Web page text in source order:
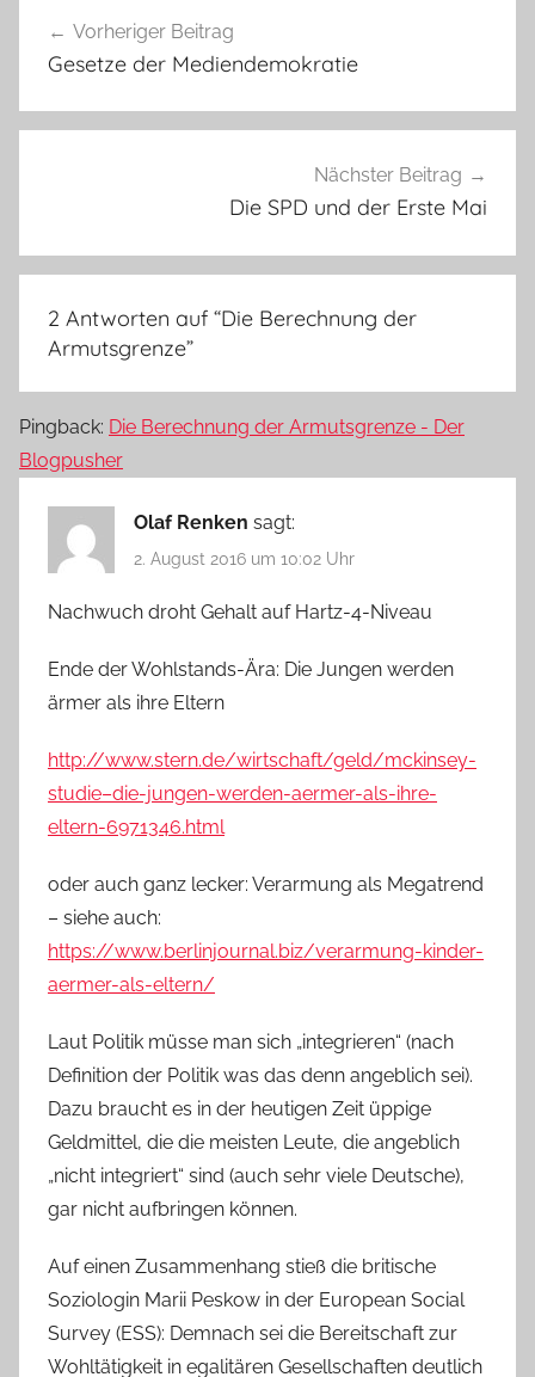
Vorheriger Beitrag
Gesetze der Mediendemokratie
Nächster Beitrag
Die SPD und der Erste Mai
2 Antworten auf “Die Berechnung der
Armutsgrenze”
Pingback: Die Berechnung der Armutsgrenze - Der
Blogpusher
Olaf Renken sagt:
2. August 2016 um 10:02 Uhr
Nachwuch droht Gehalt auf Hartz-4-Niveau
Ende der Wohlstands-Ära: Die Jungen werden
ärmer als ihre Eltern
http://www.stern.de/wirtschaft/geld/mckinsey-
studie–die-jungen-werden-aermer-als-ihre-
eltern-6971346.html
oder auch ganz lecker: Verarmung als Megatrend
– siehe auch:
https://www.berlinjournal.biz/verarmung-kinder-
aermer-als-eltern/
Laut Politik müsse man sich „integrieren“ (nach
Definition der Politik was das denn angeblich sei).
Dazu braucht es in der heutigen Zeit üppige
Geldmittel, die die meisten Leute, die angeblich
„nicht integriert“ sind (auch sehr viele Deutsche),
gar nicht aufbringen können.
Auf einen Zusammenhang stieß die britische
Soziologin Marii Peskow in der European Social
Survey (ESS): Demnach sei die Bereitschaft zur
Wohltätigkeit in egalitären Gesellschaften deutlich